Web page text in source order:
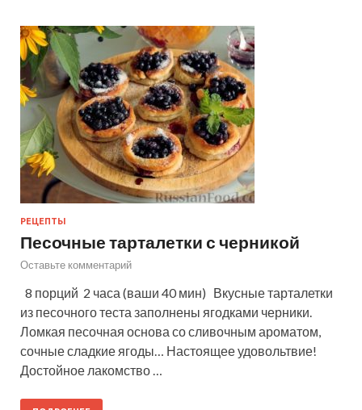
РЕЦЕПТЫ
Песочные тарталетки с черникой
Оставьте комментарий
8 порций 2 часа (ваши 40 мин) Вкусные тарталетки
из песочного теста заполнены ягодками черники.
Ломкая песочная основа со сливочным ароматом,
сочные сладкие ягоды… Настоящее удовольтвие!
Достойное лакомство …